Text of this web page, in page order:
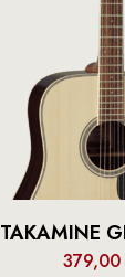
TAKAMINE
379,00